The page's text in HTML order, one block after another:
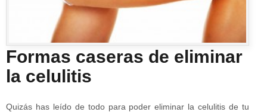
Formas caseras de eliminar
la celulitis
Quizás has leído de todo para poder eliminar la celulitis de tu